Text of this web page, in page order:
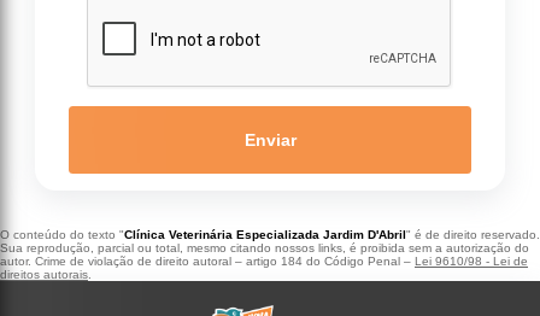
Enviar
O conteúdo do texto "Clínica Veterinária Especializada Jardim D'Abril" é de direito reservado.
Sua reprodução, parcial ou total, mesmo citando nossos links, é proibida sem a autorização do
autor. Crime de violação de direito autoral – artigo 184 do Código Penal – Lei 9610/98 - Lei de
direitos autorais